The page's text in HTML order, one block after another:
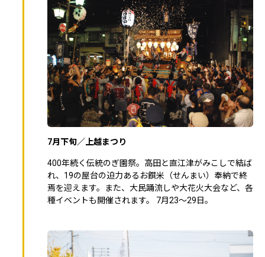
7月下旬／上越まつり
400年続く伝統のぎ園祭。高田と直江津がみこしで結ば
れ、19の屋台の迫力あるお饌米（せんまい）奉納で終
焉を迎えます。また、大民踊流しや大花火大会など、各
種イベントも開催されます。 7月23～29日。